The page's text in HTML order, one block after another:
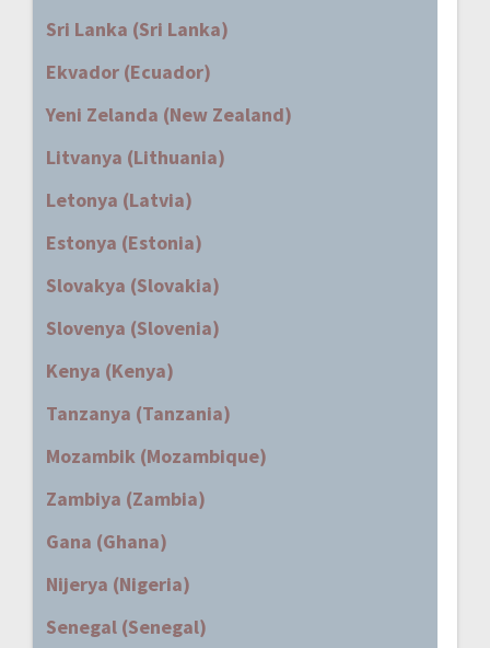
Sri Lanka (Sri Lanka)
Ekvador (Ecuador)
Yeni Zelanda (New Zealand)
Litvanya (Lithuania)
Letonya (Latvia)
Estonya (Estonia)
Slovakya (Slovakia)
Slovenya (Slovenia)
Kenya (Kenya)
Tanzanya (Tanzania)
Mozambik (Mozambique)
Zambiya (Zambia)
Gana (Ghana)
Nijerya (Nigeria)
Senegal (Senegal)